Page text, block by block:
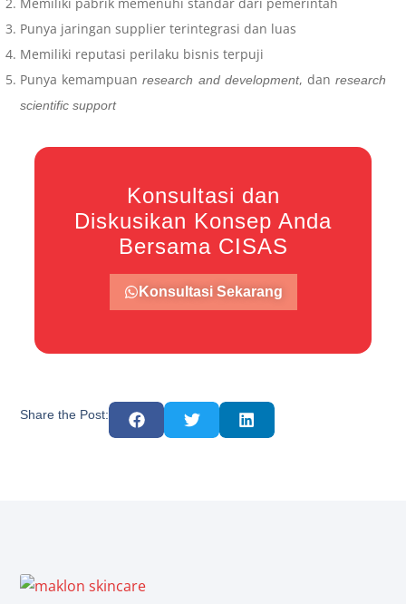
Memiliki pabrik memenuhi standar dari pemerintah
Punya jaringan supplier terintegrasi dan luas
Memiliki reputasi perilaku bisnis terpuji
Punya kemampuanresearch and development, dan research
scientific support
Konsultasi dan
Diskusikan Konsep Anda
Bersama CISAS
Konsultasi Sekarang
Share the Post: